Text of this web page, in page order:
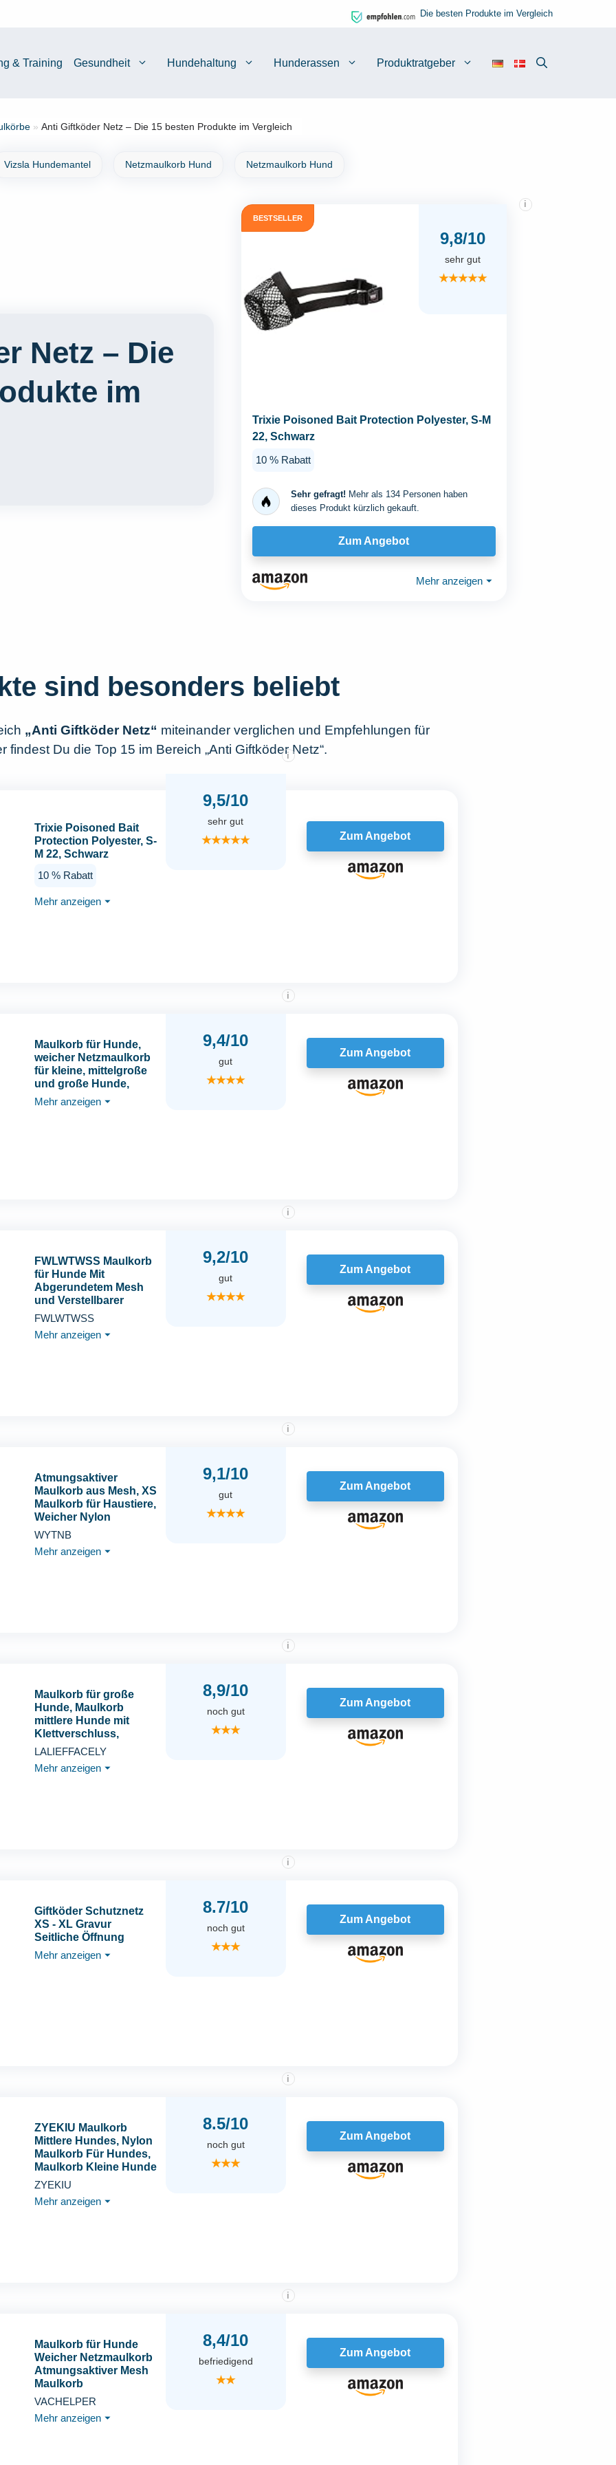
Die besten Produkte im Vergleich
& Training Gesundheit Hundehaltung Hunderassen Produktratgeber
» Anti Giftköder Netz – Die 15 besten Produkte im Vergleich
Vizsla Hundemantel Netzmaulkorb Hund Netzmaulkorb Hund
Netz – Die
im
BESTSELLER
9,8/10
i
sehr gut
★★★★★
Trixie Poisoned Bait Protection Polyester, S-M
22, Schwarz
10 % Rabatt
Sehr gefragt! Mehr als 134 Personen haben
dieses Produkt kürzlich gekauft.
Zum Angebot
Mehr anzeigen ⏷
sind besonders beliebt
„Anti Giftköder Netz“ miteinander verglichen und Empfehlungen für
findest Du die Top 15 im Bereich „Anti Giftköder Netz“.
Trixie Poisoned Bait
Protection Polyester, S-
M 22, Schwarz
10 % Rabatt
Mehr anzeigen ⏷
9,5/10
i
sehr gut
★★★★★ Zum Angebot
Maulkorb für Hunde,
weicher Netzmaulkorb
für kleine, mittelgroße
und große Hunde,
verstellbare
Welpenmaulkörbe zum
Mehr anzeigen ⏷
9,4/10
i
gut
★★★★
Zum Angebot
FWLWTWSS Maulkorb
für Hunde Mit
Abgerundetem Mesh
und Verstellbarer
Schlaufe - Verhindert
Bellen - für Kleine,
FWLWTWSS
Mehr anzeigen ⏷
9,2/10
i
gut
★★★★
Zum Angebot
Atmungsaktiver
Maulkorb aus Mesh, XS
Maulkorb für Haustiere,
Weicher Nylon
Maulkorb, Schwarz
Beißer, Maulkorb mit
WYTNB
Mehr anzeigen ⏷
9,1/10
i
gut
★★★★
Zum Angebot
Maulkorb für große
Hunde, Maulkorb
mittlere Hunde mit
Klettverschluss,
Atmungsaktive
Hundetraining für
LALIEFFACELY
Mehr anzeigen ⏷
8,9/10
i
noch gut
★★★
Zum Angebot
Giftköder Schutznetz
XS - XL Gravur
Seitliche Öffnung
Mehr anzeigen ⏷
8.7/10
i
noch gut
★★★
Zum Angebot
ZYEKIU Maulkorb
Mittlere Hundes, Nylon
Maulkorb Für Hundes,
Maulkorb Kleine Hunde
Netz, Maulkorb für
Einstellbar, Maulkorb
ZYEKIU
Mehr anzeigen ⏷
8.5/10
i
noch gut
★★★
Zum Angebot
Maulkorb für Hunde
Weicher Netzmaulkorb
Atmungsaktiver Mesh
Maulkorb
Reflektierende für
Verstellbarer
VACHELPER
Mehr anzeigen ⏷
8,4/10
i
befriedigend
★★
Zum Angebot